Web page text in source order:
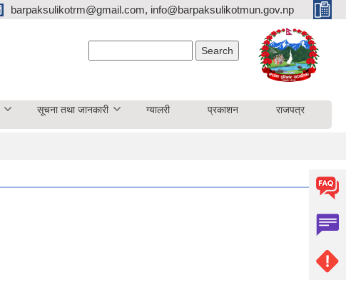
barpaksulikotrm@gmail.com, info@barpaksulikotmun.gov.np
सूचना तथा जानकारी ग्यालरी प्रकाशन राजपत्र